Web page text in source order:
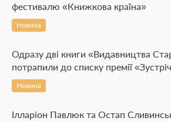
фестивалю «Книжкова країна»
Новина
Одразу дві книги «Видавництва
потрапили до списку премії
Новина
Ілларіон Павлюк та Остап